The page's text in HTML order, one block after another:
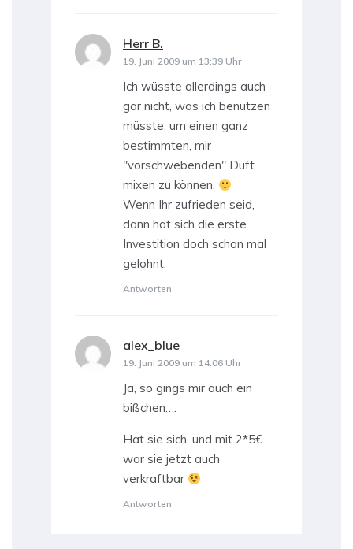
Herr B.
19. Juni 2009 um 13:39 Uhr
Ich wüsste allerdings auch
gar nicht, was ich benutzen
müsste, um einen ganz
bestimmten, mir
"vorschwebenden" Duft
mixen zu können.
Wenn Ihr zufrieden seid,
dann hat sich die erste
Investition doch schon mal
gelohnt.
Antworten
alex_blue
19. Juni 2009 um 14:06 Uhr
Ja, so gings mir auch ein
bißchen….
Hat sie sich, und mit 2*5€
war sie jetzt auch
verkraftbar
Antworten